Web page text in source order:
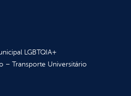
LGBTQIA+
– Transporte Universitário